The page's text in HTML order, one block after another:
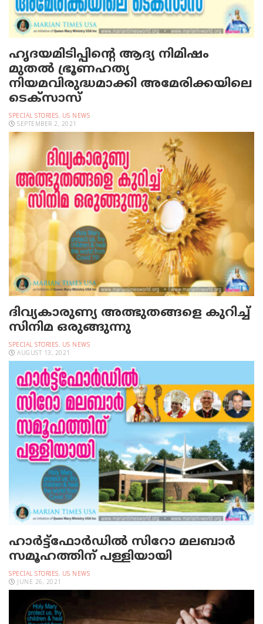
ഹൃദയമിടിപ്പിന്റെ ആദ്യ നിമിഷം
മുതല്‍ ഭ്രൂണഹത്യ
നിയമവിരുദ്ധമാക്കി അമേരിക്കയിലെ
ടെക്‌സാസ്
SPECIAL STORIES, US NEWS
SEPTEMBER 2, 2021
ദിവ്യകാരുണ്യ അത്ഭുതങ്ങളെ കുറിച്ച്
സിനിമ ഒരുങ്ങുന്നു
SPECIAL STORIES, US NEWS
AUGUST 13, 2021
ഹാര്‍ട്ട്‌ഫോര്‍ഡില്‍ സിറോ മലബാര്‍
സമൂഹത്തിന് പള്ളിയായി
SPECIAL STORIES, US NEWS
JUNE 26, 2021